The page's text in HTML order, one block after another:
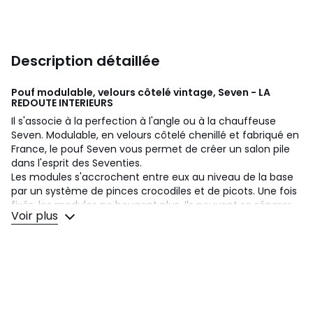
Description détaillée
Pouf modulable, velours côtelé vintage, Seven - LA
REDOUTE INTERIEURS
Il s'associe à la perfection à l'angle ou à la chauffeuse
Seven. Modulable, en velours côtelé chenillé et fabriqué en
France, le pouf Seven vous permet de créer un salon pile
dans l'esprit des Seventies.
Les modules s'accrochent entre eux au niveau de la base
par un système de pinces crocodiles et de picots. Une fois
fixés, les modules ne bougent plus. Ils peuvent se séparer
facilement en soulevant le module qui n'a pas la pince
Voir plus